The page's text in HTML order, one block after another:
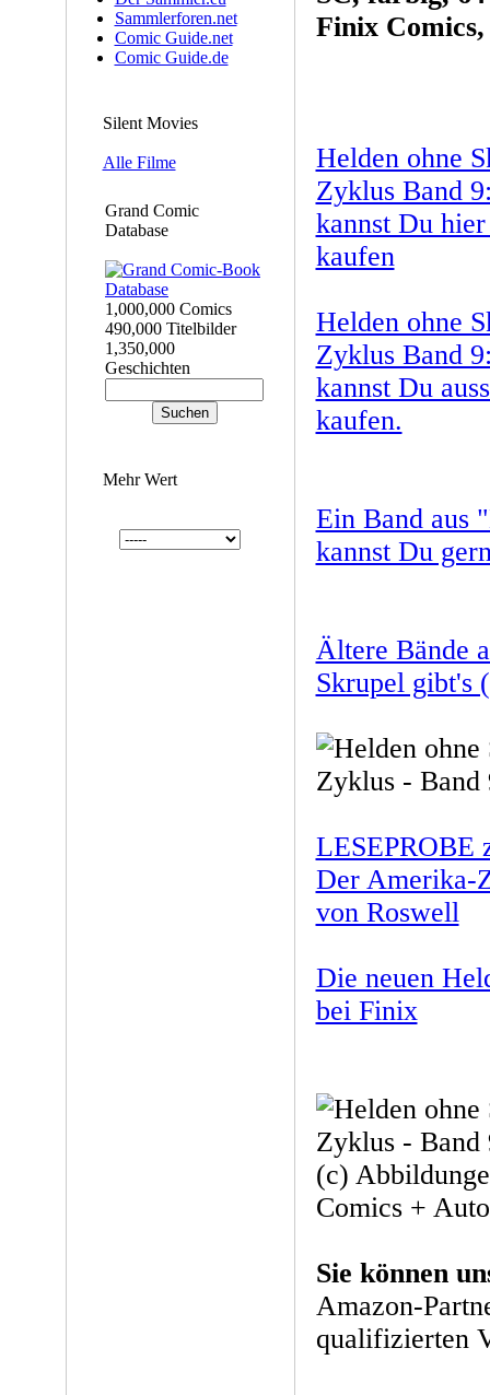
Sammlerforen.net
Comic Guide.net
Comic Guide.de
Silent Movies
Alle Filme
Grand Comic
Database
1,000,000 Comics
490,000 Titelbilder
1,350,000
Geschichten
Mehr Wert
Finix Comics,
Helden ohne
Zyklus Band
kannst Du
kaufen
Helden ohne
Zyklus Band
kannst Du
kaufen.
Ein Band aus
kannst Du
Ältere Bände
Skrupel gibt's
LESEPROBE
Der Amerika-
von Roswell
Die neuen
bei Finix
(c)
Comics +
Sie können
Amazon-
qualifizierten